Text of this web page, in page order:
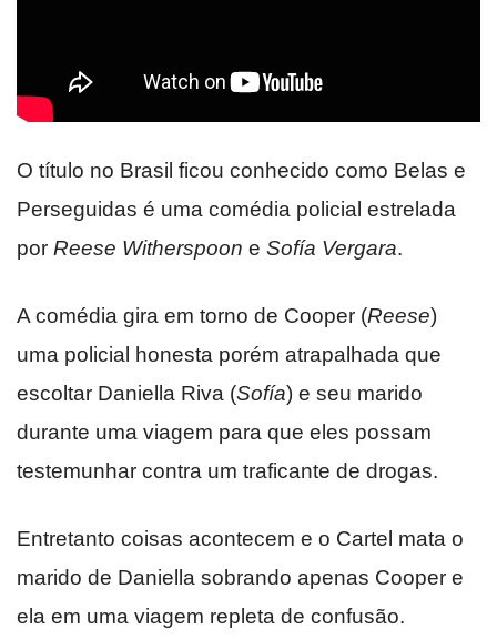
O título no Brasil ficou conhecido como Belas e
Perseguidas é uma comédia policial estrelada
por Reese Witherspoon e Sofía Vergara.
A comédia gira em torno de Cooper (Reese)
uma policial honesta porém atrapalhada que
escoltar Daniella Riva (Sofía) e seu marido
durante uma viagem para que eles possam
testemunhar contra um traficante de drogas.
Entretanto coisas acontecem e o Cartel mata o
marido de Daniella sobrando apenas Cooper e
ela em uma viagem repleta de confusão.